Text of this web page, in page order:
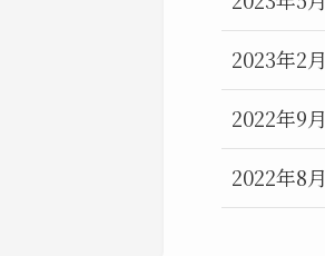
2023年2月
2022年9月
2022年8月